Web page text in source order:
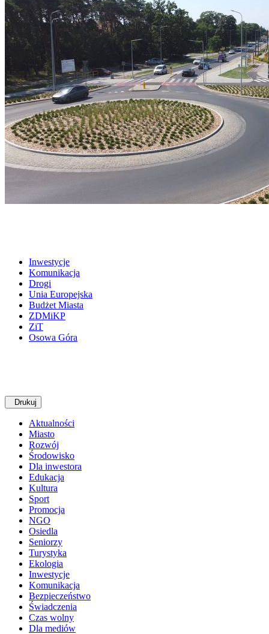
Inwestycje
Komunikacja
Drogi
Unia Europejska
Budżet Miasta
ZDMiKP
ZiT
Osowa Góra
Drukuj
Aktualności
Miasto
Rozwój
Środowisko
Dla inwestora
Edukacja
Kultura
Sport
Promocja
NGO
Osiedla
Seniorzy
Turystyka
Ekologia
Inwestycje
Komunikacja
Bezpieczeństwo
Świadczenia
Czas wolny
Dla mediów